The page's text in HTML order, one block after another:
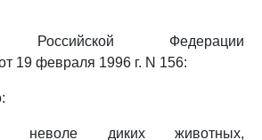
Российской Федерации
19 февраля 1996 г. N 156:
неволе диких животных,